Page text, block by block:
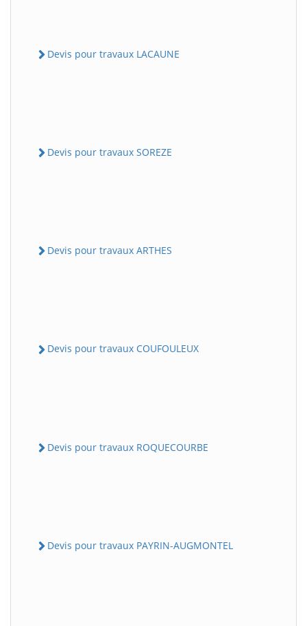
Devis pour travaux LACAUNE
Devis pour travaux SOREZE
Devis pour travaux ARTHES
Devis pour travaux COUFOULEUX
Devis pour travaux ROQUECOURBE
Devis pour travaux PAYRIN-AUGMONTEL